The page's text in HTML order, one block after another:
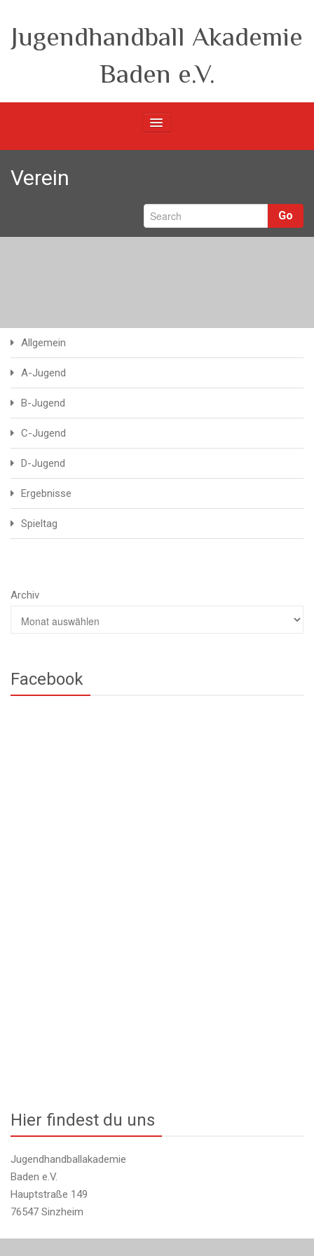
Jugendhandball Akademie
Baden e.V.
Verein
Go
Allgemein
A-Jugend
B-Jugend
C-Jugend
D-Jugend
Ergebnisse
Spieltag
Archiv
Facebook
Hier findest du uns
Jugendhandballakademie
Baden e.V.
Hauptstraße 149
76547 Sinzheim